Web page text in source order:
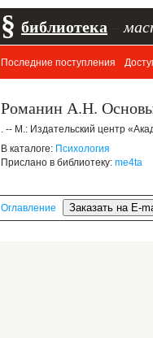
§ библиотека
Последние поступления
Романин А.Н. Основы
. -- М.: Издательский центр
В каталоге: Психология
Прислано в библиотеку: me4ta
Оглавление